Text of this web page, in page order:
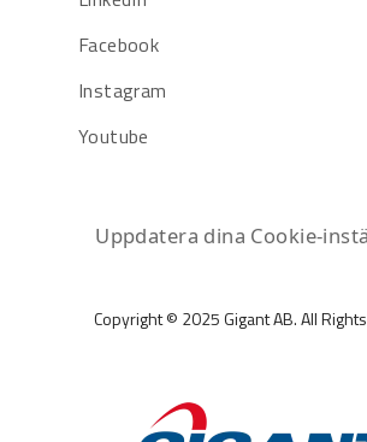
Facebook
Instagram
Youtube
Uppdatera dina Cookie-
Copyright © 2025 Gigant AB. All